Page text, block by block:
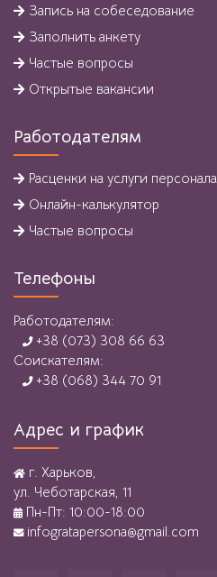
Запись на собеседование
Заполнить анкету
Частые вопросы
Открытые вакансии
Работодателям
Расценки на услуги персонала
Онлайн-калькулятор
Частые вопросы
Телефоны
Работодателям:
+38 (073) 308 66 63
Соискателям:
+38 (068) 344 70 91
Адрес и график
г. Харьков,
ул. Чеботарская, 11
Пн-Пт: 10:00-18:00
infogratapersona@gmail.com